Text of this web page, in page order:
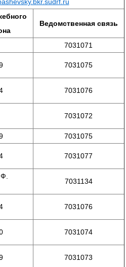
Ведомственная связь
7031071
7031075
7031076
7031072
7031075
7031077
7031134
7031076
7031074
7031073